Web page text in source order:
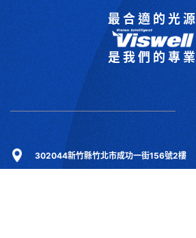
最合適的光源
是我們的專業
302044新竹縣竹北市成功一街156號2樓